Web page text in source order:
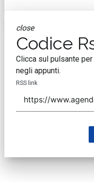
close
Codice
Clicca sul pulsante
negli appunti.
RSS link